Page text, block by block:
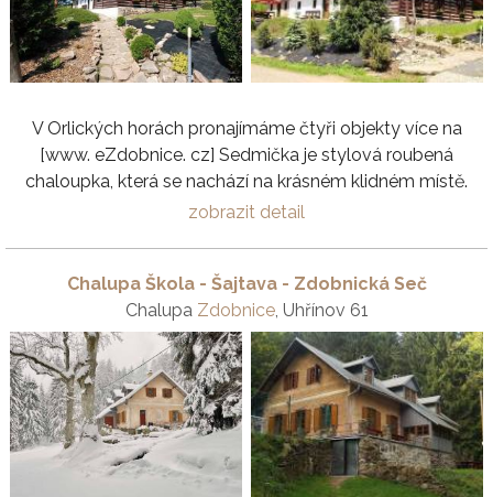
V Orlických horách pronajímáme čtyři objekty více na
[www. eZdobnice. cz] Sedmička je stylová roubená
chaloupka, která se nachází na krásném klidném místě.
zobrazit detail
Chalupa Škola - Šajtava - Zdobnická Seč
Chalupa Zdobnice, Uhřínov 61